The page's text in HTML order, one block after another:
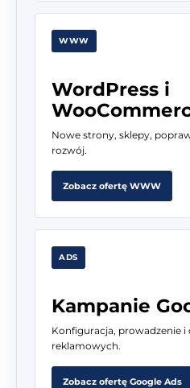
WWW
WordPress i
Nowe strony, sklepy,
rozwój.
Zobacz ofertę WWW
ADS
Kampanie
Konfiguracja, prowadzenie
reklamowych.
Zobacz ofertę Google Ads